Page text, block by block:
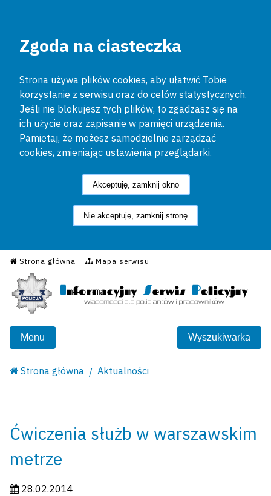
Zgoda na ciasteczka
Strona używa plików cookies, aby ułatwić Tobie
korzystanie z serwisu oraz do celów statystycznych.
Jeśli nie blokujesz tych plików, to zgadzasz się na
ich użycie oraz zapisanie w pamięci urządzenia.
Pamiętaj, że możesz samodzielnie zarządzać
cookies, zmieniając ustawienia przeglądarki.
Akceptuję, zamknij okno
Nie akceptuję, zamknij stronę
Strona główna Mapa serwisu
Informacyjny Serwis
Menu Wyszukiwarka
Strona główna Aktualności
Ćwiczenia służb w warszawskim
metrze
Data publikacji:
28.02.2014